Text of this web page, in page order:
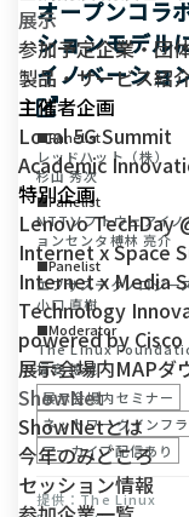
展示
参加予定企業・団
製品・サービス紹
主催者企画
Local 5G Summit
Academic
特別企画
Lenovo TechDay
Internet x Space
Internet x Media
Technology
powered by Cisco
展示会場内MAPダ
ShowNet
ShowNetとは
今年のみどころ
セッション情報
オープンコラ
ションモデル
イノベーショ
Panelist
レッドハット（株）
杉山 秀次
Panelist
NTTソフトウェアイノ
ョンセンタ榑林 亮介
Panelist
エフサステクノロジー
小口 直樹
Moderator
The Linux
福安 徳晃
展示会場内セミナー
ネットワークインフラ
アーカイブ配信あり
The Linux